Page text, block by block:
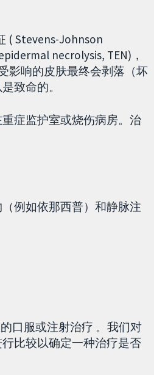
( Stevens-Johnson
necrolysis, TEN)，
影响的皮肤最终会剥落（坏
致命的。
症监护室或烧伤病房。治
例如依那西普）和静脉注
口服或注射治疗 。我们对
比较以确定一种治疗是否